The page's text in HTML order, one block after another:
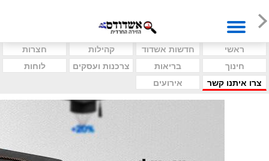
ראשי חדשות אשדוד קהילות
חצרות
חינוך
בריאות צרכנות ועסקים
לוחות
צרו איתנו קשר
אירועים